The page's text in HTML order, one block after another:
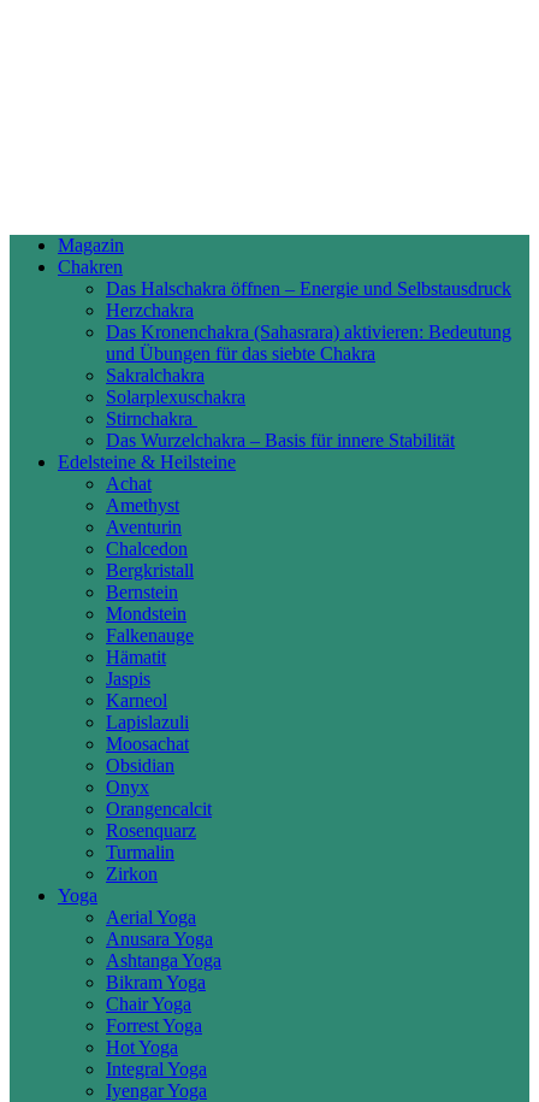
Magazin
Chakren
Das Halschakra öffnen – Energie und Selbstausdruck
Herzchakra
Das Kronenchakra (Sahasrara) aktivieren: Bedeutung
und Übungen für das siebte Chakra
Sakralchakra
Solarplexuschakra
Stirnchakra
Das Wurzelchakra – Basis für innere Stabilität
Edelsteine & Heilsteine
Achat
Amethyst
Aventurin
Chalcedon
Bergkristall
Bernstein
Mondstein
Falkenauge
Hämatit
Jaspis
Karneol
Lapislazuli
Moosachat
Obsidian
Onyx
Orangencalcit
Rosenquarz
Turmalin
Zirkon
Yoga
Aerial Yoga
Anusara Yoga
Ashtanga Yoga
Bikram Yoga
Chair Yoga
Forrest Yoga
Hot Yoga
Integral Yoga
Iyengar Yoga